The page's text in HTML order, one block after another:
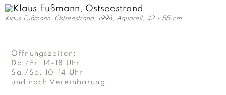
Klaus Fußmann, Ostseestrand, 1998, Aquarell, 42 x 55 cm
Öffnungszeiten:
Do./Fr. 14-18 Uhr
Sa./So. 10-14 Uhr
und nach Vereinbarung